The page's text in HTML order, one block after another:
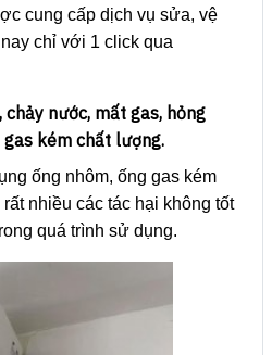
cung cấp dịch vụ sửa, vệ
chỉ với 1 click qua
nước, mất gas, hỏng
gas kém chất lượng.
ống nhôm, ống gas kém
nhiều các tác hại không tốt
quá trình sử dụng.